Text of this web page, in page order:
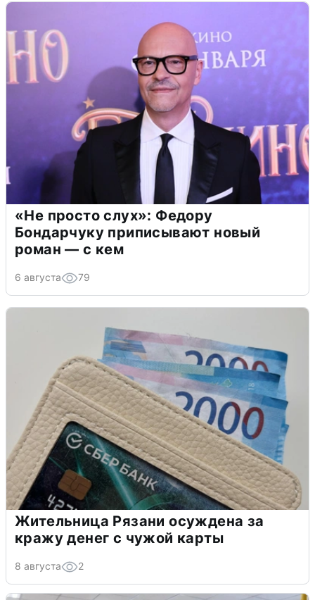
«Не просто слух»: Федору
Бондарчуку приписывают новый
роман — с кем
6 августа 79
Жительница Рязани осуждена за
кражу денег с чужой карты
8 августа 2